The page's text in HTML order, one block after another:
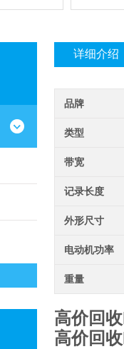
详细介绍
品牌
类型
带宽
记录长度
外形尺寸
电动机功率
重量
高价回
高价回